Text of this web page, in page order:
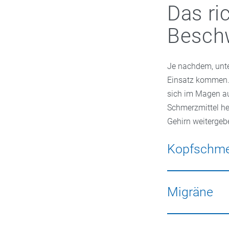
Das
Je nachdem,
Einsatz
sich im Magen
Schmerzmittel
Gehirn
Bei
erste Wahl. Sie
Migräne
Migränezeigt